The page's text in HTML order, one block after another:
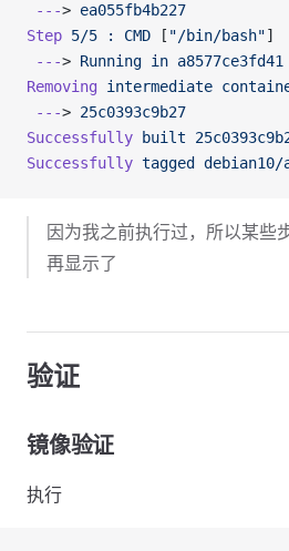
---> ea055fb4b227
Step 5/5 : CMD [ "/bin/bash"]
---> Running in a8577ce3fd41
Removing intermediate
---> 25c0393c9b27
Successfully built
Successfully tagged
因为我之前执行过，所以某些
再显示了
验证
镜像验证
执行